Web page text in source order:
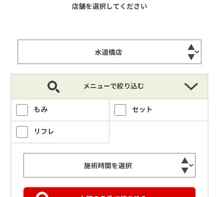
店舗を選択してください
メニューで絞り込む
もみ セット
リフレ